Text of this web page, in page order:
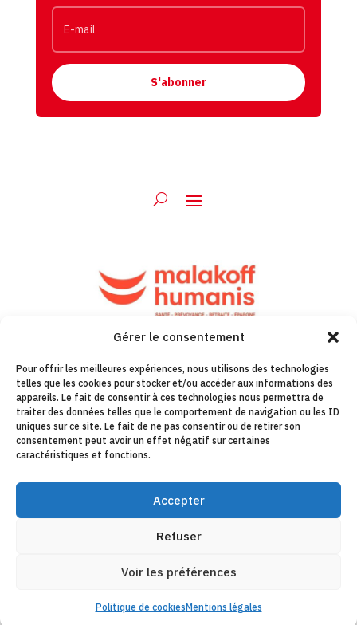
Gérer le consentement
Pour offrir les meilleures expériences, nous utilisons des technologies
telles que les cookies pour stocker et/ou accéder aux informations des
appareils. Le fait de consentir à ces technologies nous permettra de
traiter des données telles que le comportement de navigation ou les ID
uniques sur ce site. Le fait de ne pas consentir ou de retirer son
consentement peut avoir un effet négatif sur certaines
caractéristiques et fonctions.
Accepter
Refuser
Voir les préférences
Politique de cookiesMentions légales
S'abonner